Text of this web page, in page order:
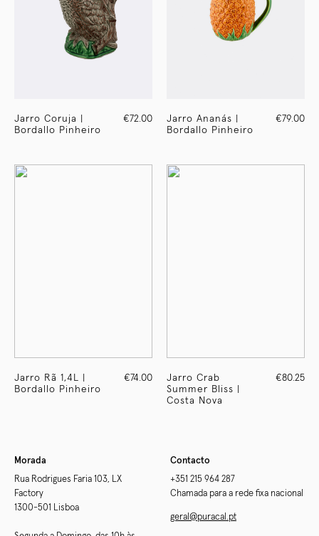
Jarro Coruja |
Bordallo Pinheiro
€72.00
Jarro Ananás |
Bordallo Pinheiro
€79.00
Jarro Rã 1,4L |
Bordallo Pinheiro
€74.00
Jarro Crab
Summer Bliss |
Costa Nova
€80.25
Morada
Rua Rodrigues Faria 103, LX
Factory
1300-501 Lisboa
Contacto
+351 215 964 287
Chamada para a rede fixa nacional
geral@puracal.pt